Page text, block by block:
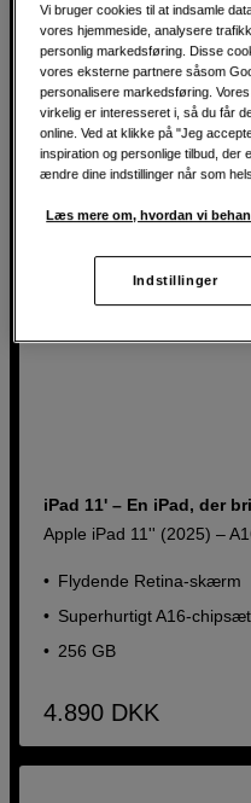
25.690 DKK
iPad 11' – En iPad, der
Apple iPad 11'' (2025) –
Flydende Retina-skærm
Superhurtigt A16-chipsæt
256 GB
4.890 DKK
Vi bruger cookies til at indsamle
vores hjemmeside, analysere
personlig markedsføring. Disse
vores eksterne partnere såsom
personalisere markedsføring.
virkelig er interesseret i, så du får
online. Ved at klikke på "Jeg
inspiration og personlige tilbud,
ændre dine indstillinger når som
Læs mere om, hvordan vi
Indstillinger